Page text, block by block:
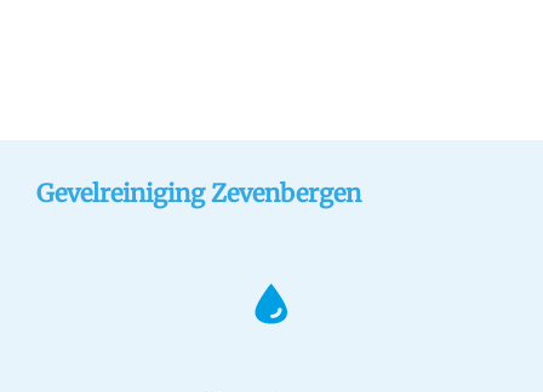
Gevelreiniging Zevenbergen